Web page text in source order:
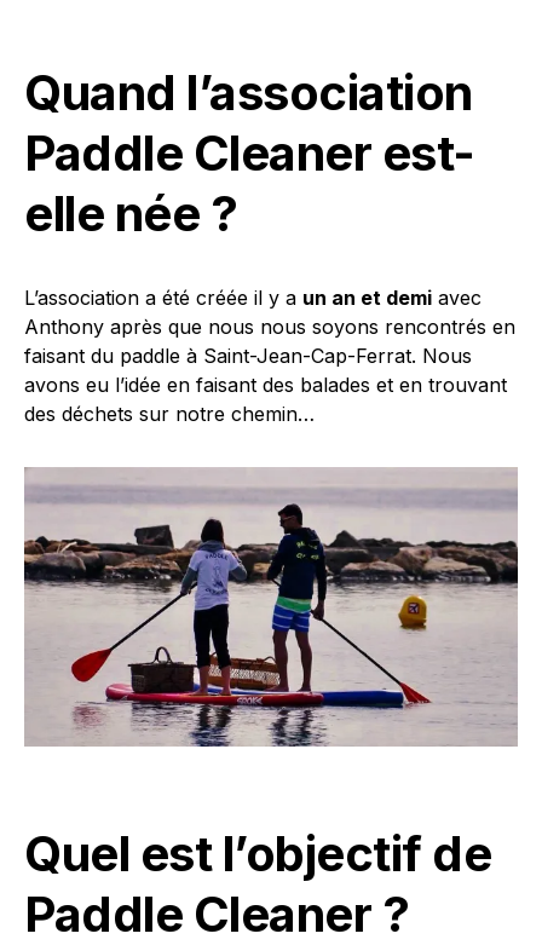
Quand l’association
Paddle Cleaner est-
elle née ?
L’association a été créée il y a un an et demi avec
Anthony après que nous nous soyons rencontrés en
faisant du paddle à Saint-Jean-Cap-Ferrat. Nous
avons eu l’idée en faisant des balades et en trouvant
des déchets sur notre chemin…
Quel est l’objectif de
Paddle Cleaner ?